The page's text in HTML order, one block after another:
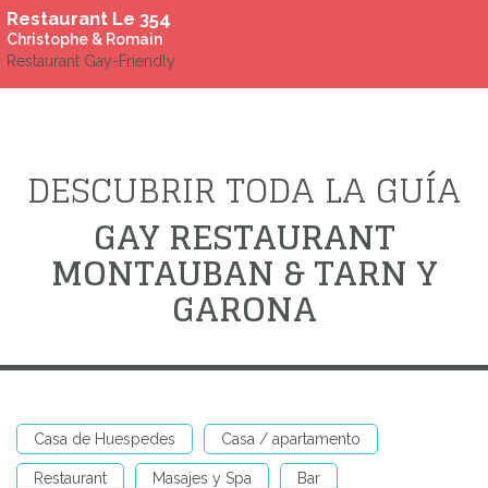
Restaurant Le 354
Christophe & Romain
Restaurant Gay-Friendly
DESCUBRIR TODA LA GUÍA
GAY RESTAURANT
MONTAUBAN & TARN Y
GARONA
Casa de Huespedes Casa / apartamento
Restaurant Masajes y Spa Bar